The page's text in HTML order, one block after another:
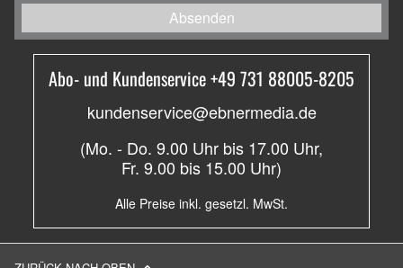
Absenden
Abo- und Kundenservice +49 731 88005-8205
kundenservice@ebnermedia.de
(Mo. - Do. 9.00 Uhr bis 17.00 Uhr,
Fr. 9.00 bis 15.00 Uhr)
Alle Preise inkl. gesetzl. MwSt.